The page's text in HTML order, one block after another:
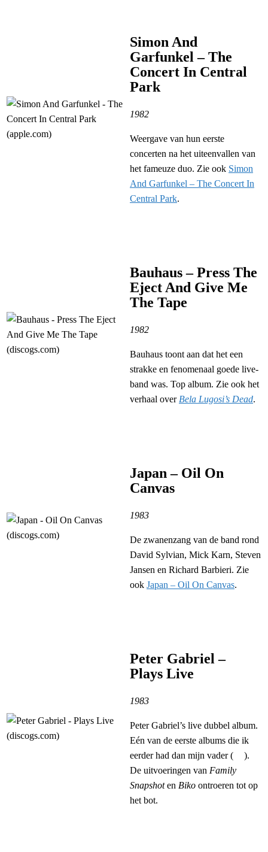
Simon And
Garfunkel – The
Concert In Central
Park
1982
Weergave van hun eerste
concerten na het uiteenvallen van
het fameuze duo. Zie ook Simon
And Garfunkel – The Concert In
Central Park.
Bauhaus – Press The
Eject And Give Me
The Tape
1982
Bauhaus toont aan dat het een
strakke en fenomenaal goede live-
band was. Top album. Zie ook het
verhaal over Bela Lugosi’s Dead.
Japan – Oil On
Canvas
1983
De zwanenzang van de band rond
David Sylvian, Mick Karn, Steven
Jansen en Richard Barbieri. Zie
ook Japan – Oil On Canvas.
Peter Gabriel –
Plays Live
1983
Peter Gabriel’s live dubbel album.
Eén van de eerste albums die ik
eerder had dan mijn vader (
).
De uitvoeringen van Family
Snapshoten Biko ontroeren tot op
het bot.